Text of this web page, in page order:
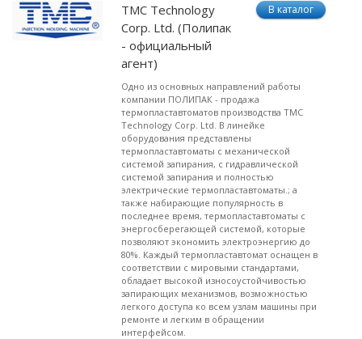
ТМС Technology
Corp. Ltd. (Полипак
- официальный
агент)
Одно из основных направлений работы
компании ПОЛИПАК - продажа
термопластавтоматов производства ТМС
Technology Corp. Ltd. В линейке
оборудования представлены
термопластавтоматы с механической
системой запирания, с гидравлической
системой запирания и полностью
электрические термопластавтоматы.; а
также набирающие популярность в
последнее время, термопластавтоматы с
энергосберегающей системой, которые
позволяют экономить электроэнергию до
80%. Каждый термопластавтомат оснащен в
соответствии с мировыми стандартами,
обладает высокой износоустойчивостью
запирающих механизмов, возможностью
легкого доступа ко всем узлам машины при
ремонте и легким в обращении
интерфейсом.
В каталог